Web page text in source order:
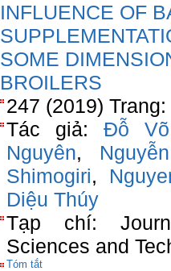
INFLUENCE OF
SOME
BROILERS
247 (2019)
Tác giả: Đỗ
Nguyên,
Shimogiri,
Diệu Thúy
Tạp chí:
Sciences and
Tóm tắt